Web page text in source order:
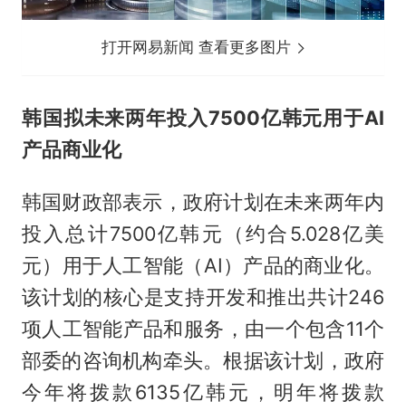
打开网易新闻 查看更多图片
韩国拟未来两年投入7500亿韩元用于AI
产品商业化
韩国财政部表示，政府计划在未来两年内
投入总计7500亿韩元（约合5.028亿美
元）用于人工智能（AI）产品的商业化。
该计划的核心是支持开发和推出共计246
项人工智能产品和服务，由一个包含11个
部委的咨询机构牵头。根据该计划，政府
今年将拨款6135亿韩元，明年将拨款